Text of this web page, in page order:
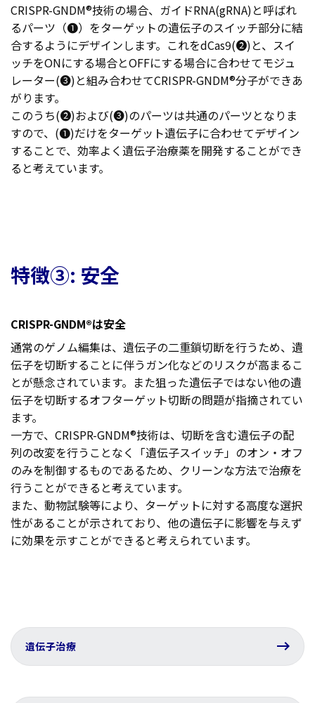
CRISPR-GNDM®技術の場合、ガイドRNA(gRNA)と呼ばれ
るパーツ（❶）をターゲットの遺伝子のスイッチ部分に結
合するようにデザインします。これをdCas9(❷)と、スイ
ッチをONにする場合とOFFにする場合に合わせてモジュ
レーター(❸)と組み合わせてCRISPR-GNDM®分子ができあ
がります。
このうち(❷)および(❸)のパーツは共通のパーツとなりま
すので、(❶)だけをターゲット遺伝子に合わせてデザイン
することで、効率よく遺伝子治療薬を開発することができ
ると考えています。
特徴③: 安全
CRISPR-GNDM®は安全
通常のゲノム編集は、遺伝子の二重鎖切断を行うため、遺
伝子を切断することに伴うガン化などのリスクが高まるこ
とが懸念されています。また狙った遺伝子ではない他の遺
伝子を切断するオフターゲット切断の問題が指摘されてい
ます。
一方で、CRISPR-GNDM®技術は、切断を含む遺伝子の配
列の改変を行うことなく「遺伝子スイッチ」のオン・オフ
のみを制御するものであるため、クリーンな方法で治療を
行うことができると考えています。
また、動物試験等により、ターゲットに対する高度な選択
性があることが示されており、他の遺伝子に影響を与えず
に効果を示すことができると考えられています。
遺伝子治療